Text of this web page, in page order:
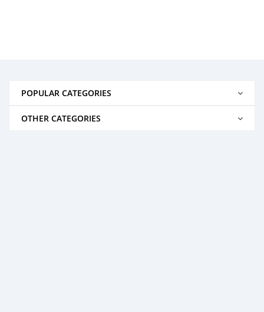
POPULAR CATEGORIES
OTHER CATEGORIES